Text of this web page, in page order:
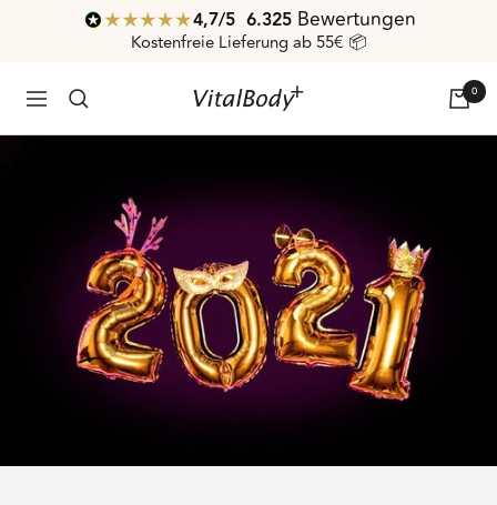
4,7/ 5 6.325 Bewertungen
Kostenfreie Lieferung ab 55€ 📦
Navigation VitalBodyPLUS.de 0